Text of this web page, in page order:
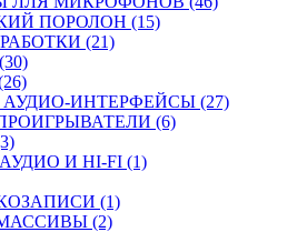
ПОРОЛОН (15)
(21)
ИНТЕРФЕЙСЫ (27)
(6)
И HI-FI (1)
(1)
(2)